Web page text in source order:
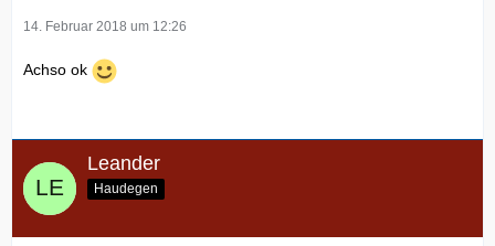
14. Februar 2018 um 12:26
Achso ok
Leander
Haudegen